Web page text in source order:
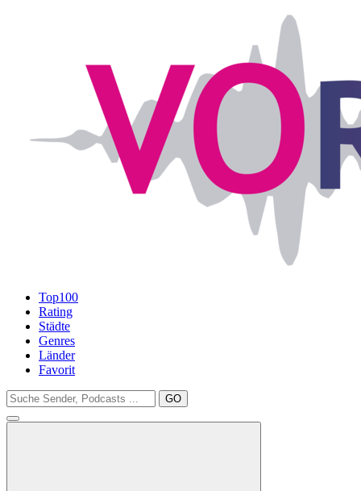
Top100
Rating
Städte
Genres
Länder
Favorit
GO